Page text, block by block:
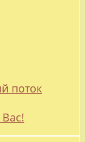
поток